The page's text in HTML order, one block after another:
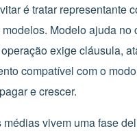
é tratar representante
Modelo ajuda no
exige cláusula,
compatível com o
e crescer.
médias vivem uma fase